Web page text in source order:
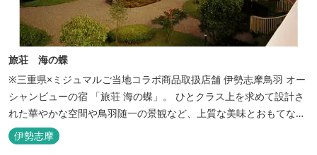
旅荘 海の蝶
※三重県×ミジュマルご当地コラボ商品取扱店舗 伊勢志摩鳥羽 オー
シャンビューの宿 「旅荘 海の蝶」。 ひとクラス上を求めて設計さ
れた華やかな空間や鳥羽随一の景観など、上質な美味とおもてなし
をお約束します。 海の蝶ならではのゆとりの休日をお過ごし下さい
ませ。
伊勢志摩